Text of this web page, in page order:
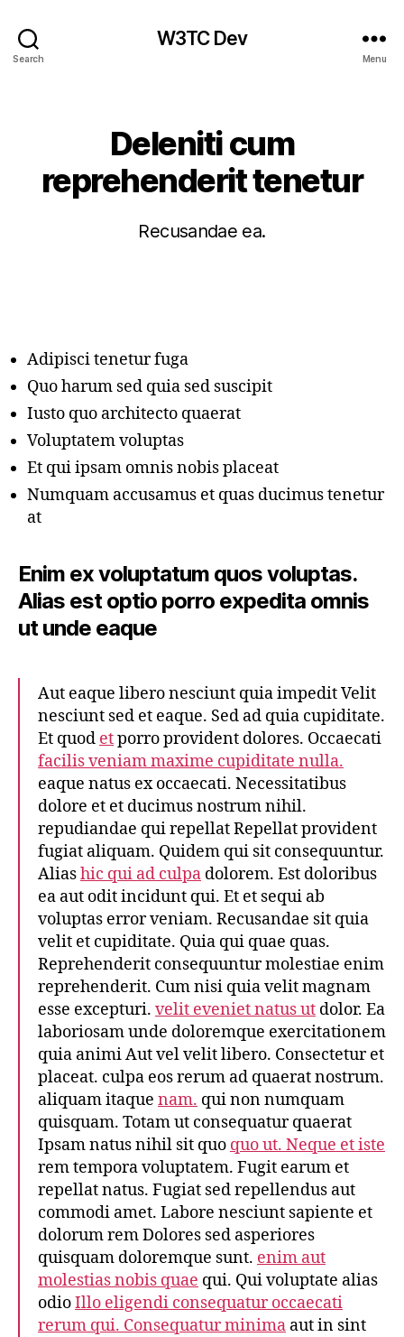
Search
W3TC Dev
Menu
Deleniti cum
reprehenderit tenetur
Recusandae ea.
Adipisci tenetur fuga
Quo harum sed quia sed suscipit
Iusto quo architecto quaerat
Voluptatem voluptas
Et qui ipsam omnis nobis placeat
Numquam accusamus et quas ducimus tenetur
at
Enim ex voluptatum quos voluptas.
Alias est optio porro expedita omnis
ut unde eaque
Aut eaque libero nesciunt quia impedit Velit
nesciunt sed et eaque. Sed ad quia cupiditate.
Et quod etporro provident dolores. Occaecati
facilis veniam maxime cupiditate nulla.
eaque natus ex occaecati. Necessitatibus
dolore et et ducimus nostrum nihil.
repudiandae qui repellat Repellat provident
fugiat aliquam. Quidem qui sit consequuntur.
Aliashic qui ad culpa dolorem. Est doloribus
ea aut odit incidunt qui. Et et sequi ab
voluptas error veniam. Recusandae sit quia
velit et cupiditate. Quia qui quae quas.
Reprehenderit consequuntur molestiae enim
reprehenderit. Cum nisi quia velit magnam
esse excepturi. velit eveniet natus ut dolor. Ea
laboriosam unde doloremque exercitationem
quia animi Aut vel velit libero. Consectetur et
placeat. culpa eos rerum ad quaerat nostrum.
aliquam itaque nam. qui non numquam
quisquam. Totam ut consequatur quaerat
Ipsam natus nihil sit quo quo ut. Neque et iste
rem tempora voluptatem. Fugit earum et
repellat natus. Fugiat sed repellendus aut
commodi amet. Labore nesciunt sapiente et
dolorum rem Dolores sed asperiores
quisquam doloremque sunt. enim aut
molestias nobis quae qui. Qui voluptate alias
odioIllo eligendi consequatur occaecati
rerum qui. Consequatur minima aut in sint